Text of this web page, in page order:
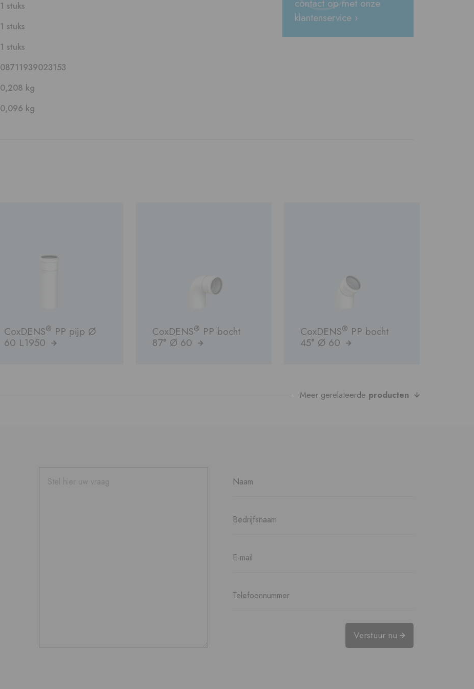
1 stuks
1 stuks
1 stuks
08711939023153
0,208 kg
0,096 kg
contact op met onze
klantenservice ›
CoxDENS® PP pijp Ø
60 L1950
CoxDENS® PP bocht
87° Ø 60
CoxDENS® PP bocht
45° Ø 60
Meer gerelateerde producten
Verstuur nu